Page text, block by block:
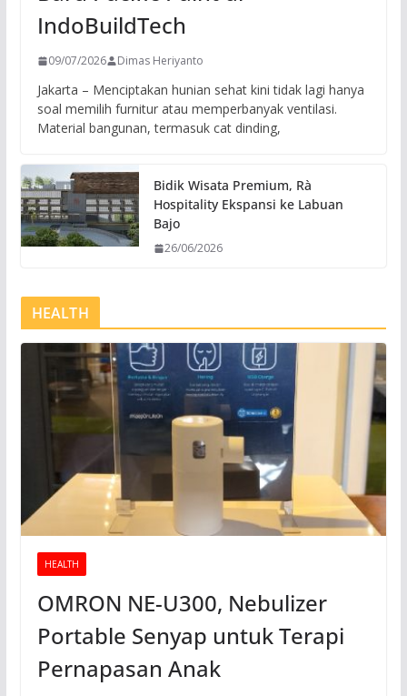
IndoBuildTech
09/07/2026 Dimas Heriyanto
Jakarta – Menciptakan hunian sehat kini tidak lagi hanya
soal memilih furnitur atau memperbanyak ventilasi.
Material bangunan, termasuk cat dinding,
Bidik Wisata Premium, Rà
Hospitality Ekspansi ke Labuan
Bajo
26/06/2026
HEALTH
HEALTH
OMRON NE-U300, Nebulizer
Portable Senyap untuk Terapi
Pernapasan Anak